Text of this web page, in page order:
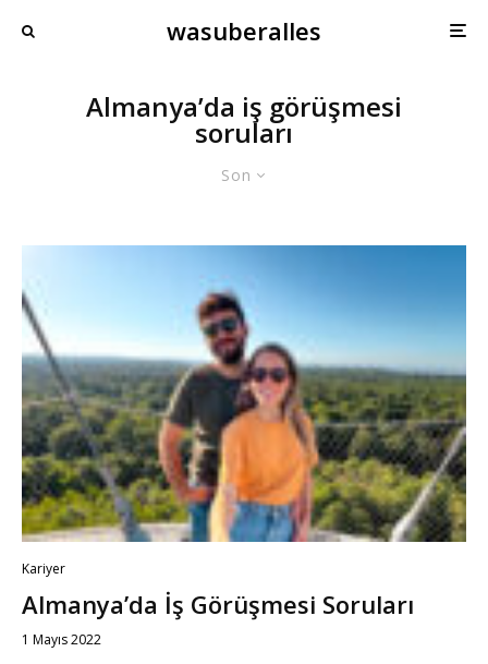
wasuberalles
Almanya’da iş görüşmesi
soruları
Son
Kariyer
Almanya’da İş Görüşmesi Soruları
1 Mayıs 2022